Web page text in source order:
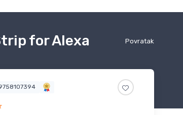
Povratak
for Alexa